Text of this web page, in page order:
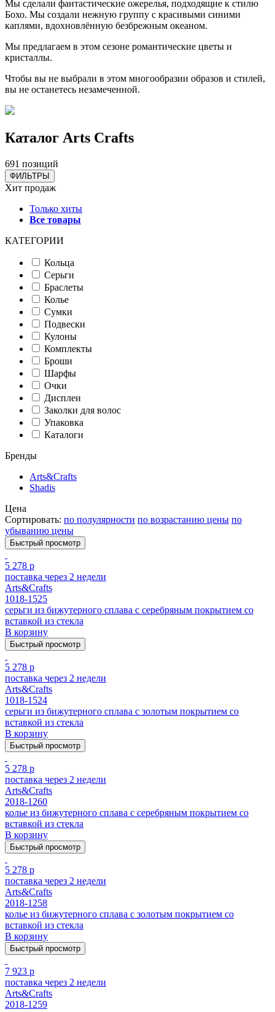
Мы сделали фантастические ожерелья, подходящие к стилю
Бохо. Мы создали нежную группу с красивыми синими
каплями, вдохновлённую безбрежным океаном.
Мы предлагаем в этом сезоне романтические цветы и
кристаллы.
Чтобы вы не выбрали в этом многообразии образов и стилей,
вы не останетесь незамеченной.
Каталог Аrts Сrafts
691 позиций
ФИЛЬТРЫ
Хит продаж
Только хиты
Все товары
КАТЕГОРИИ
Кольца
Серьги
Браслеты
Колье
Сумки
Подвески
Кулоны
Комплекты
Броши
Шарфы
Очки
Дисплеи
Заколки для волос
Упаковка
Каталоги
Бренды
Arts&Crafts
Shadis
Цена
Сортировать: по полулярности по возрастанию цены по
убыванию цены
Быстрый просмотр
5 278 р
поставка через 2 недели
Arts&Crafts
1018-1525
серьги из бижутерного сплава с серебряным покрытием cо
вставкой из стекла
В корзину
Быстрый просмотр
5 278 р
поставка через 2 недели
Arts&Crafts
1018-1524
серьги из бижутерного сплава с золотым покрытием cо
вставкой из стекла
В корзину
Быстрый просмотр
5 278 р
поставка через 2 недели
Arts&Crafts
2018-1260
колье из бижутерного сплава с серебряным покрытием cо
вставкой из стекла
В корзину
Быстрый просмотр
5 278 р
поставка через 2 недели
Arts&Crafts
2018-1258
колье из бижутерного сплава с золотым покрытием cо
вставкой из стекла
В корзину
Быстрый просмотр
7 923 р
поставка через 2 недели
Arts&Crafts
2018-1259